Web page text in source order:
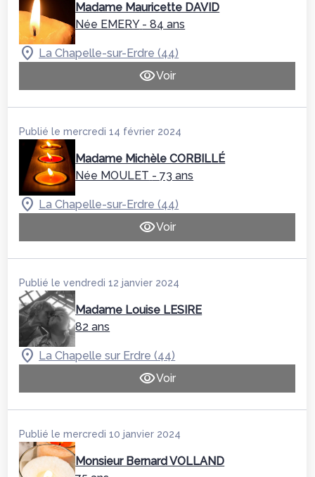
Madame Mauricette DAVID
Née EMERY - 84 ans
La Chapelle-sur-Erdre (44)
Voir
Publié le mercredi 14 février 2024
Madame Michèle CORBILLÉ
Née MOULET - 73 ans
La Chapelle-sur-Erdre (44)
Voir
Publié le vendredi 12 janvier 2024
Madame Louise LESIRE
82 ans
La Chapelle sur Erdre (44)
Voir
Publié le mercredi 10 janvier 2024
Monsieur Bernard VOLLAND